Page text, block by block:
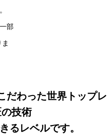
部
だわった世界トップレ
技術
るレベルです。